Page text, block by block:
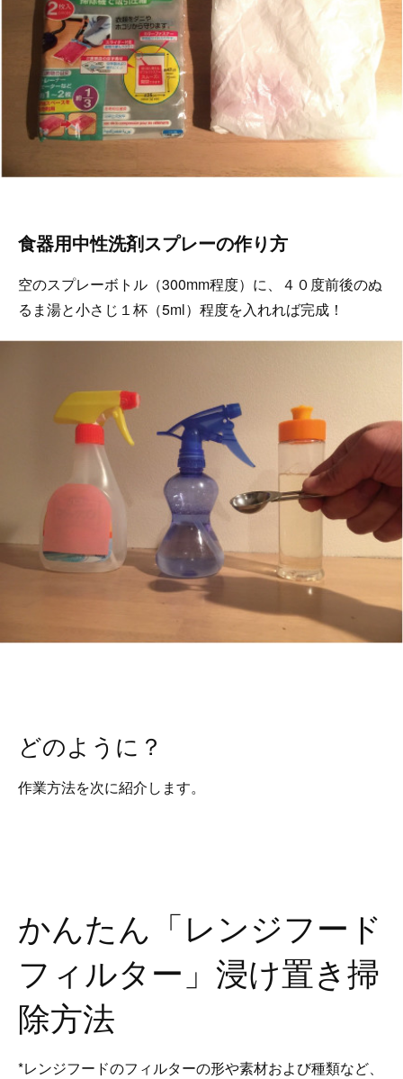
食器用中性洗剤スプレーの作り方
空のスプレーボトル（300mm程度）に、４０度前後のぬ
るま湯と小さじ１杯（5ml）程度を入れれば完成！
どのように？
作業方法を次に紹介します。
かんたん「レンジフード
フィルター」浸け置き掃
除方法
*レンジフードのフィルターの形や素材および種類など、